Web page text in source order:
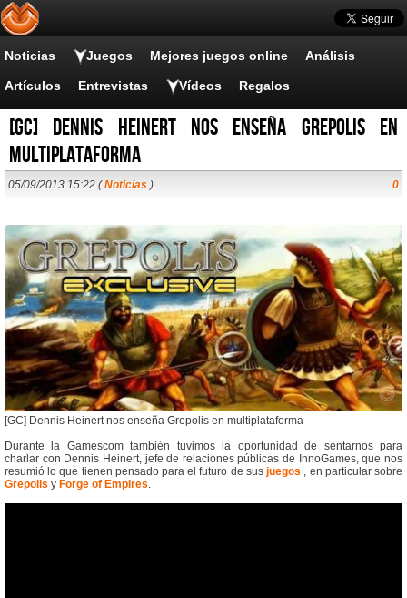
Noticias Juegos Mejores juegos online Análisis
Artículos Entrevistas Vídeos Regalos
[GC] Dennis Heinert nos enseña Grepolis en
multiplataforma
05/09/2013 15:22 (Noticias ) 0
[GC] Dennis Heinert nos enseña Grepolis en multiplataforma
Durante la Gamescom también tuvimos la oportunidad de sentarnos para
charlar con Dennis Heinert, jefe de relaciones públicas de InnoGames, que nos
resumió lo que tienen pensado para el futuro de susjuegos , en particular sobre
Grepolis y Forge of Empires.